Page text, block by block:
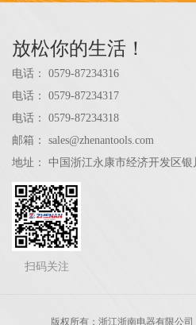
放松你的生活！
电话：
0579-87234316
电话：
0579-87234317
电话：
0579-87234318
邮箱：
sales@zhenantools.com
地址：
中国浙江永康市经济开发区银
扫码关注
版权所有：浙江浙南电器有限公司